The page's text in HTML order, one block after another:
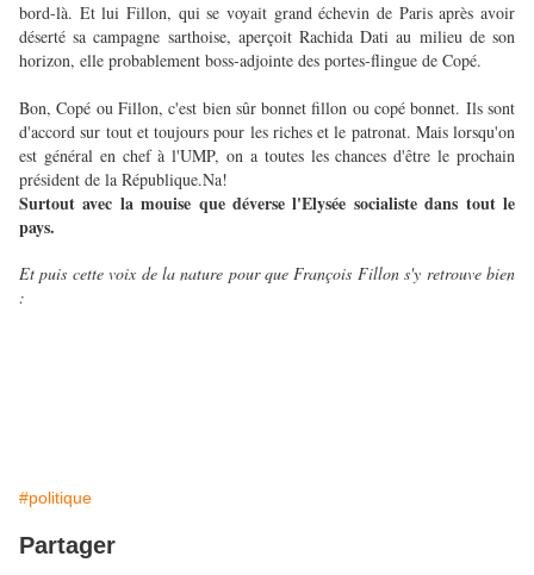
bord-là. Et lui Fillon, qui se voyait grand échevin de Paris après avoir
déserté sa campagne sarthoise, aperçoit Rachida Dati au milieu de son
horizon, elle probablement boss-adjointe des portes-flingue de Copé.
Bon, Copé ou Fillon, c'est bien sûr bonnet fillon ou copé bonnet. Ils sont
d'accord sur tout et toujours pour les riches et le patronat. Mais lorsqu'on
est général en chef à l'UMP, on a toutes les chances d'être le prochain
président de la République.Na!
Surtout avec la mouise que déverse l'Elysée socialiste dans tout le
pays.
Et puis cette voix de la nature pour que François Fillon s'y retrouve bien
:
#politique
Partager